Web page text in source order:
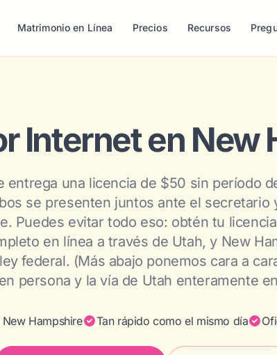
Matrimonio en Línea Precios Recursos
Internet en New
entrega una licencia de $50 sin período
se presenten juntos ante el secretario
Puedes evitar todo eso: obtén tu
en línea a través de Utah, y New
federal. (Más abajo ponemos cara a
persona y la vía de Utah enteramente
Hampshire Tan rápido como el mismo día